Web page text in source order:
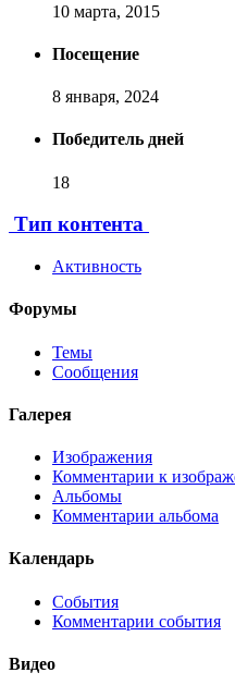
10 марта, 2015
Посещение
8 января, 2024
Победитель дней
18
Тип контента
Активность
Форумы
Темы
Сообщения
Галерея
Изображения
Комментарии к
Альбомы
Комментарии альбома
Календарь
События
Комментарии события
Видео